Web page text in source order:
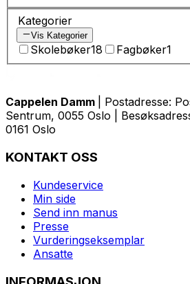
Kategorier
Vis Kategorier
Skolebøker18 Fagbøker1
Cappelen Damm
| Postadresse:
Sentrum, 0055 Oslo |
0161 Oslo
KONTAKT OSS
Kundeservice
Min side
Send inn manus
Presse
Vurderingseksemplar
Ansatte